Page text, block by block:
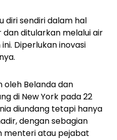
diri sendiri dalam hal
ditularkan melalui air
Diperlukan inovasi
oleh Belanda dan
di New York pada 22
diundang tetapi hanya
dengan sebagian
menteri atau pejabat